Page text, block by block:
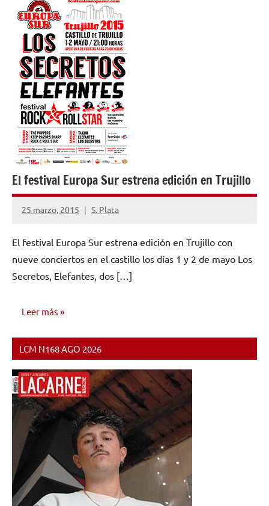
NOTICIAS
El festival Europa Sur estrena edición en Trujillo
25 marzo, 2015 S. Plata
No
comentarios
El festival Europa Sur estrena edición en Trujillo con
nueve conciertos en el castillo los días 1 y 2 de mayo Los
Secretos, Elefantes, dos […]
Leer más
NOTICIAS
LCM N168 AGO 2026